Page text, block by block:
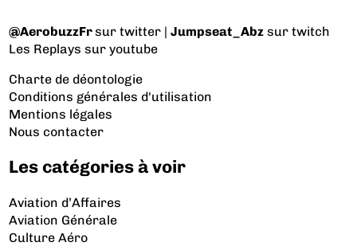
@AerobuzzFrsur twitter |Jumpseat_Abz sur twitch
Les Replays sur youtube
Charte de déontologie
Conditions générales d'utilisation
Mentions légales
Nous contacter
Les catégories à voir
Aviation d’Affaires
Aviation Générale
Culture Aéro